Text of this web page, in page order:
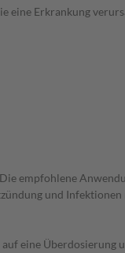
eine Erkrankung
empfohlene
und
eine Überdosierung